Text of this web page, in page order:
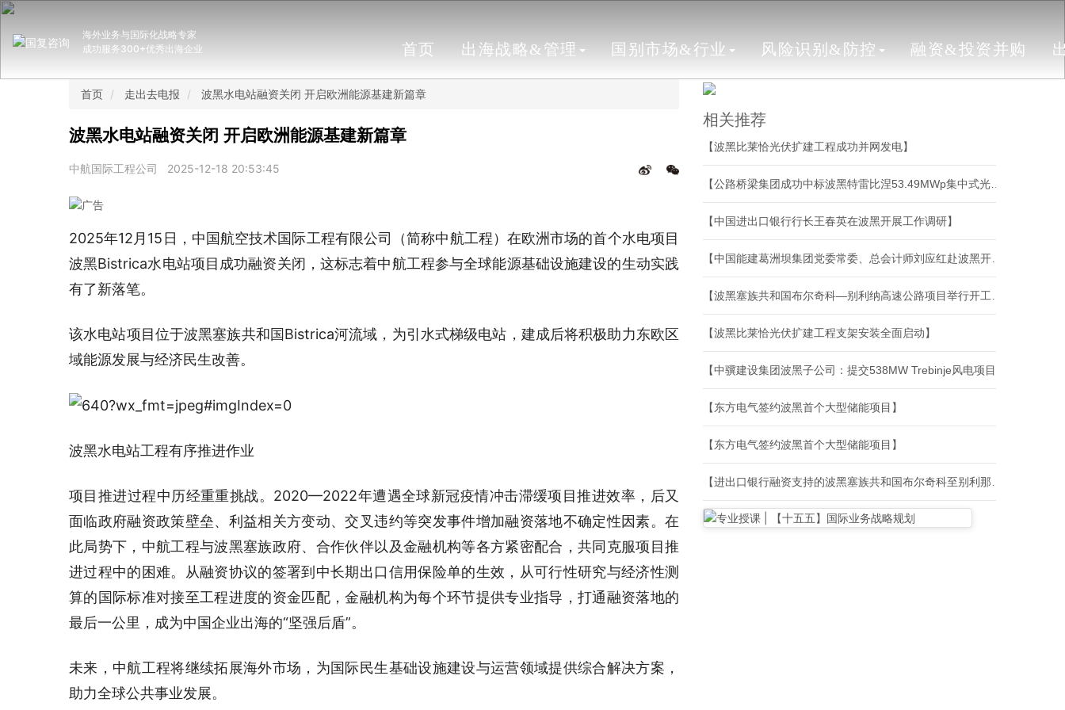
海外业务与国际化战略专家
成功服务300+优秀出海企业
首页 出海战略&管理 国别市场&行业 风险识别&防控 融资&投资并购
首页 走出去电报 波黑水电站融资关闭 开启欧洲能源基建新篇章
波黑水电站融资关闭 开启欧洲能源基建新篇章
中航国际工程公司 2025-12-18 20:53:45
2025年12月15日，中国航空技术国际工程有限公司（简称中航工程）在欧洲市场的首个水电项目
波黑Bistrica水电站项目成功融资关闭，这标志着中航工程参与全球能源基础设施建设的生动实践
有了新落笔。
该水电站项目位于波黑塞族共和国Bistrica河流域，为引水式梯级电站，建成后将积极助力东欧区
域能源发展与经济民生改善。
波黑水电站工程有序推进作业
项目推进过程中历经重重挑战。2020—2022年遭遇全球新冠疫情冲击滞缓项目推进效率，后又
面临政府融资政策壁垒、利益相关方变动、交叉违约等突发事件增加融资落地不确定性因素。在
此局势下，中航工程与波黑塞族政府、合作伙伴以及金融机构等各方紧密配合，共同克服项目推
进过程中的困难。从融资协议的签署到中长期出口信用保险单的生效，从可行性研究与经济性测
算的国际标准对接至工程进度的资金匹配，金融机构为每个环节提供专业指导，打通融资落地的
最后一公里，成为中国企业出海的“坚强后盾”。
未来，中航工程将继续拓展海外市场，为国际民生基础设施建设与运营领域提供综合解决方案，
助力全球公共事业发展。
相关推荐
【波黑比莱恰光伏扩建工程成功并网发电】
【中国进出口银行行长王春英在波黑开展工作调研】
【波黑比莱恰光伏扩建工程支架安装全面启动】
【东方电气签约波黑首个大型储能项目】
【东方电气签约波黑首个大型储能项目】